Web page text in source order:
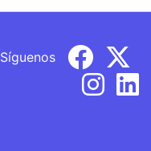
Síguenos